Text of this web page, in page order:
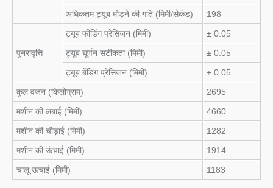
अधिकतम ट्यूब मोड़ने की गति (मिमी/सेकंड)
198
पुनरावृत्ति
ट्यूब फीडिंग प्रेसिजन (मिमी)
± 0.05
ट्यूब घूर्णन सटीकता (मिमी)
± 0.05
ट्यूब बेंडिंग प्रेसिजन (मिमी)
± 0.05
कुल वजन (किलोग्राम)
2695
मशीन की लंबाई (मिमी)
4660
मशीन की चौड़ाई (मिमी)
1282
मशीन की ऊंचाई (मिमी)
1914
चालू ऊचाई (मिमी)
1183